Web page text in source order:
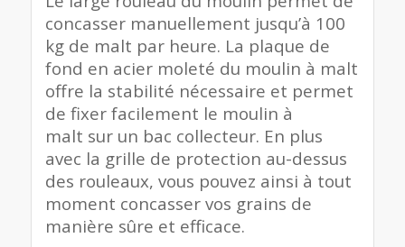
concasser manuellement jusqu’à 100
kg de malt par heure. La plaque de
fond en acier moleté du moulin à malt
offre la stabilité nécessaire et permet
de fixer facilement le moulin à
malt sur un bac collecteur. En plus
avec la grille de protection au-dessus
des rouleaux, vous pouvez ainsi à tout
moment concasser vos grains de
manière sûre et efficace.